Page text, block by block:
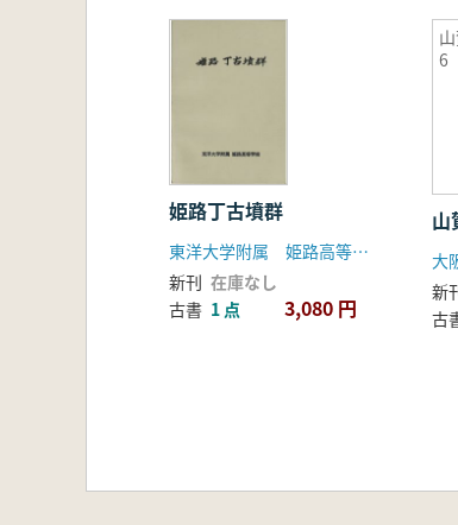
姫路丁古墳群
東洋大学附属 姫路高等学校考古学教室
新刊 在庫なし
古書 1 点 3,080 円
6
大
新
古